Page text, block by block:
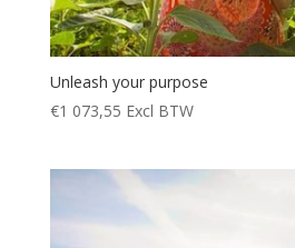
Unleash your purpose
€1 073,55 Excl BTW